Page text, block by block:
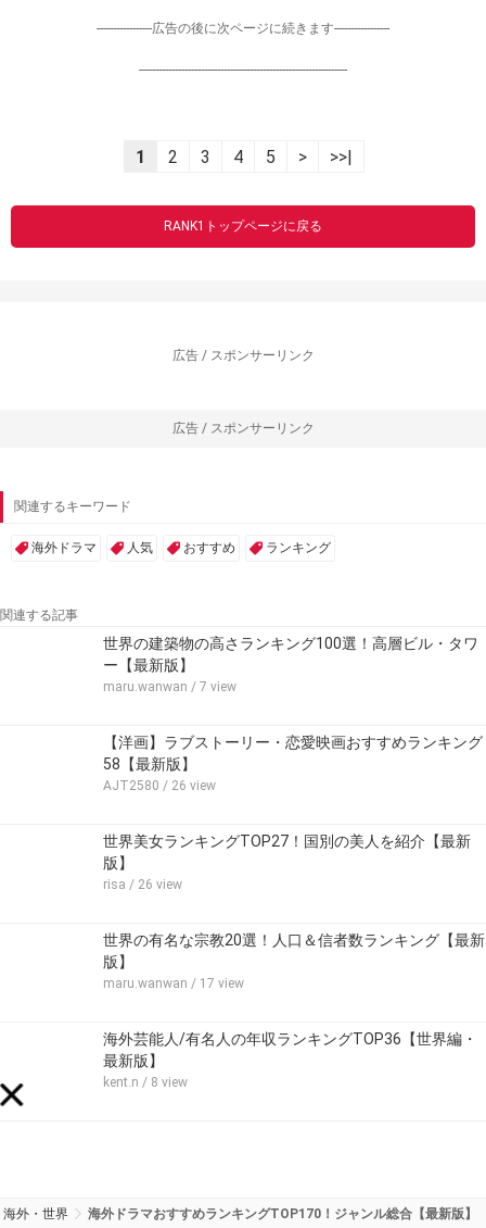
-----------------広告の後に次ページに続きます-----------------
----------------------------------------------------------------
1 2 3 4 5 > >>|
RANK1トップページに戻る
広告 / スポンサーリンク
広告 / スポンサーリンク
関連するキーワード
海外ドラマ 人気 おすすめ ランキング
関連する記事
世界の建築物の高さランキング100選！高層ビル・タワ
ー【最新版】
maru.wanwan / 7 view
【洋画】ラブストーリー・恋愛映画おすすめランキング
58【最新版】
AJT2580 / 26 view
世界美女ランキングTOP27！国別の美人を紹介【最新
版】
risa / 26 view
世界の有名な宗教20選！人口＆信者数ランキング【最新
版】
maru.wanwan / 17 view
海外芸能人/有名人の年収ランキングTOP36【世界編・
最新版】
kent.n / 8 view
海外・世界 海外ドラマおすすめランキングTOP170！ジャンル総合【最新版】